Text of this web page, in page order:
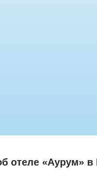
отеле «Аурум» в